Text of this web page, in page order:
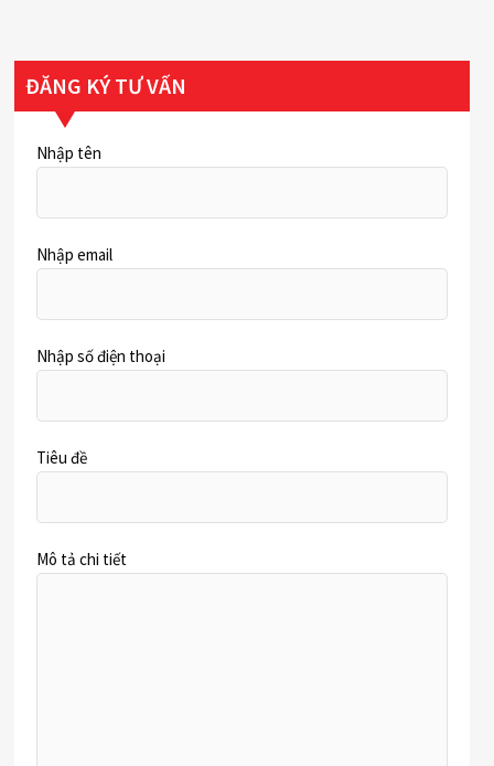
ĐĂNG KÝ TƯ VẤN
Nhập tên
Nhập email
Nhập số điện thoại
Tiêu đề
Mô tả chi tiết